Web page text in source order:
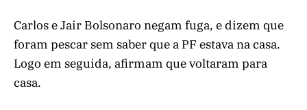
Carlos e Jair Bolsonaro negam fuga, e dizem que
foram pescar sem saber que a PF estava na casa.
Logo em seguida, afirmam que voltaram para
casa.